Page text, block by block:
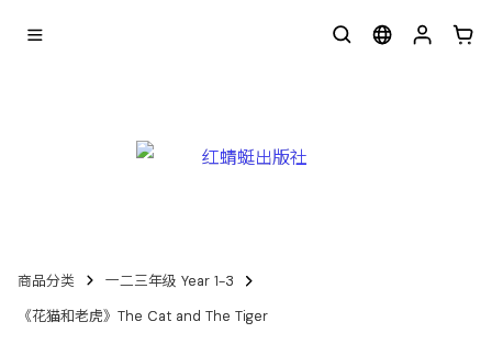
商品分类
一二三年级 Year 1-3
《花猫和老虎》The Cat and The Tiger